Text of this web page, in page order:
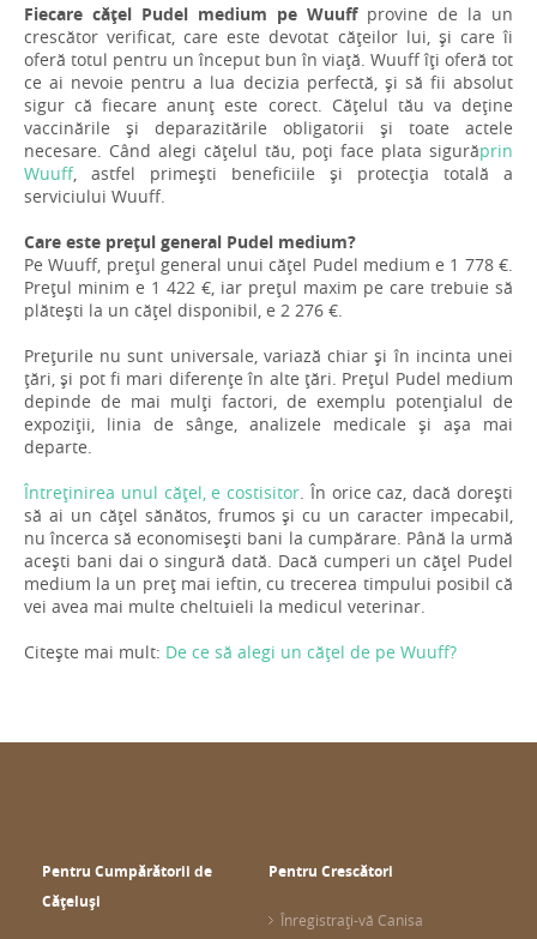
Fiecare cățel Pudel medium pe Wuuffprovine de la un
crescător verificat, care este devotat cățeilor lui, și care îi
oferă totul pentru un început bun în viață. Wuuff îți oferă tot
ce ai nevoie pentru a lua decizia perfectă, și să fii absolut
sigur că fiecare anunț este corect. Cățelul tău va deține
vaccinările și deparazitările obligatorii și toate actele
necesare. Când alegi cățelul tău, poți face plata sigurăprin
Wuuff, astfel primești beneficiile și protecția totală a
serviciului Wuuff.
Care este prețul general Pudel medium?
Pe Wuuff, prețul general unui cățel Pudel medium e 1 778 €.
Prețul minim e 1 422 €, iar prețul maxim pe care trebuie să
plătești la un cățel disponibil, e 2 276 €.
Prețurile nu sunt universale, variază chiar și în incinta unei
țări, și pot fi mari diferențe în alte țări. Prețul Pudel medium
depinde de mai mulți factori, de exemplu potențialul de
expoziții, linia de sânge, analizele medicale și așa mai
departe.
Întreținirea unul cățel, e costisitor . În orice caz, dacă dorești
să ai un cățel sănătos, frumos și cu un caracter impecabil,
nu încerca să economisești bani la cumpărare. Până la urmă
acești bani dai o singură dată. Dacă cumperi un cățel Pudel
medium la un preț mai ieftin, cu trecerea timpului posibil că
vei avea mai multe cheltuieli la medicul veterinar.
Citește mai mult: De ce să alegi un cățel de pe Wuuff?
Pentru Cumpărătorii de
Cățeluși
Pentru Crescători
Înregistrați-vă Canisa